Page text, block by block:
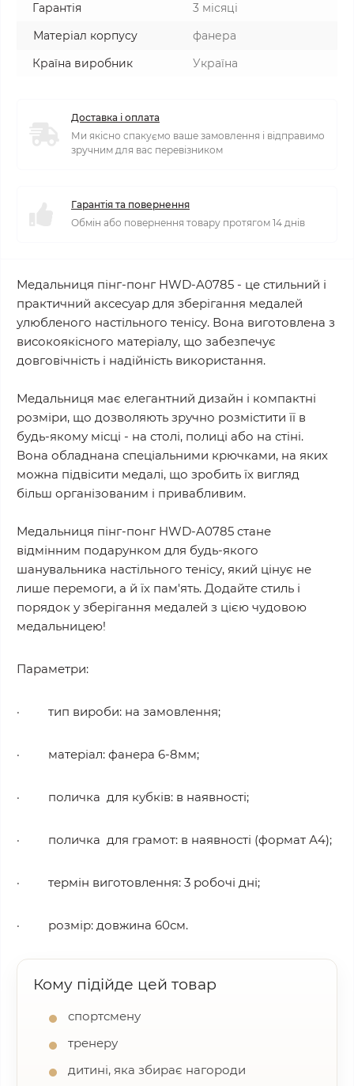
Гарантія
3 місяці
Матеріал корпусу
фанера
Країна виробник
Україна
Доставка і оплата
Ми якісно спакуємо ваше замовлення і відправимо
зручним для вас перевізником
Гарантія та повернення
Обмін або повернення товару протягом 14 днів
Медальниця пінг-понг HWD-A0785 - це стильний і
практичний аксесуар для зберігання медалей
улюбленого настільного тенісу. Вона виготовлена з
високоякісного матеріалу, що забезпечує
довговічність і надійність використання.
Медальниця має елегантний дизайн і компактні
розміри, що дозволяють зручно розмістити її в
будь-якому місці - на столі, полиці або на стіні.
Вона обладнана спеціальними крючками, на яких
можна підвісити медалі, що зробить їх вигляд
більш організованим і привабливим.
Медальниця пінг-понг HWD-A0785 стане
відмінним подарунком для будь-якого
шанувальника настільного тенісу, який цінує не
лише перемоги, а й їх пам'ять. Додайте стиль і
порядок у зберігання медалей з цією чудовою
медальницею!
Параметри:
· тип вироби: на замовлення;
· матеріал: фанера 6-8мм;
· поличка для кубків: в наявності;
· поличка для грамот: в наявності (формат А4);
· термін виготовлення: 3 робочі дні;
· розмір: довжина 60см.
Кому підійде цей товар
спортсмену
тренеру
дитині, яка збирає нагороди